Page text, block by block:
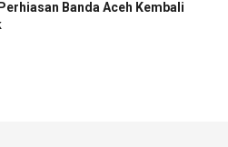
Banda Aceh Kembali